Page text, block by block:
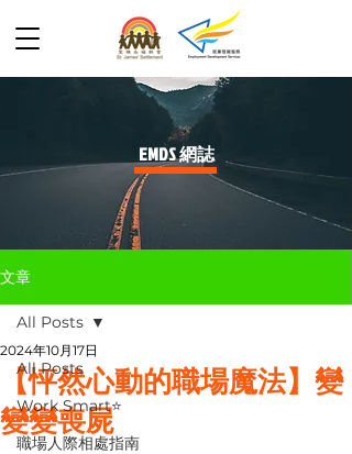
​EMDS 網誌
文章
All Posts
Work Smart⭐️
職場人際相處指南
All Posts
【怦然心動的職場魔法】變
變變喪屍
2024年10月17日